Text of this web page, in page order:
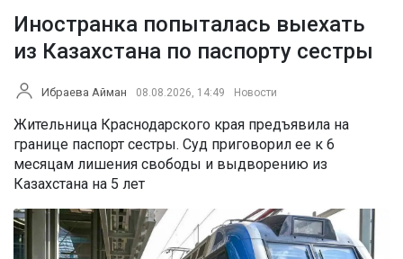
Иностранка попыталась выехать
из Казахстана по паспорту сестры
Ибраева Айман 08.08.2026, 14:49 Новости
Жительница Краснодарского края предъявила на
границе паспорт сестры. Суд приговорил ее к 6
месяцам лишения свободы и выдворению из
Казахстана на 5 лет